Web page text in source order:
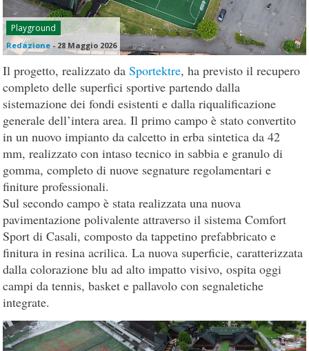
Playground
Redazione - 28 Maggio 2026
Il progetto, realizzato daSportektre, ha previsto il recupero
completo delle superfici sportive partendo dalla
sistemazione dei fondi esistenti e dalla riqualificazione
generale dell’intera area. Il primo campo è stato convertito
in un nuovo impianto da calcetto in erba sintetica da 42
mm, realizzato con intaso tecnico in sabbia e granulo di
gomma, completo di nuove segnature regolamentari e
finiture professionali.
Sul secondo campo è stata realizzata una nuova
pavimentazione polivalente attraverso il sistema Comfort
Sport di Casali, composto da tappetino prefabbricato e
finitura in resina acrilica. La nuova superficie, caratterizzata
dalla colorazione blu ad alto impatto visivo, ospita oggi
campi da tennis, basket e pallavolo con segnaletiche
integrate.